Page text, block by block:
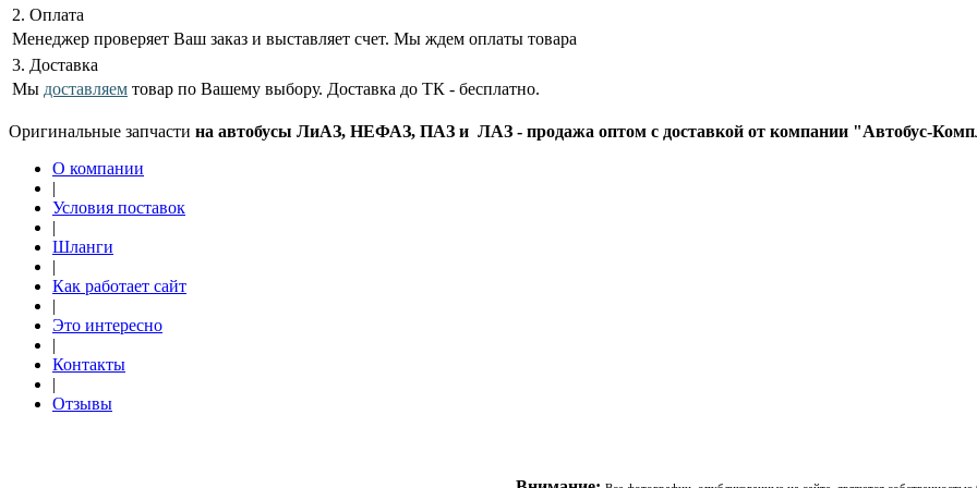
2. Оплата
Менеджер проверяет Ваш заказ и выставляет счет. Мы ждем оплаты товара
3. Доставка
Мы доставляем товар по Вашему выбору. Доставка до ТК - бесплатно.
Оригинальные запчасти на автобусы ЛиАЗ, НЕФАЗ, ПАЗ и ЛАЗ - продажа оптом с доставкой от компании "Автобус-
О компании
|
Условия поставок
|
Шланги
|
Как работает сайт
|
Это интересно
|
Контакты
|
Отзывы